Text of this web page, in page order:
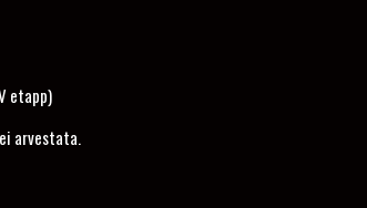
etapp)
arvestata.